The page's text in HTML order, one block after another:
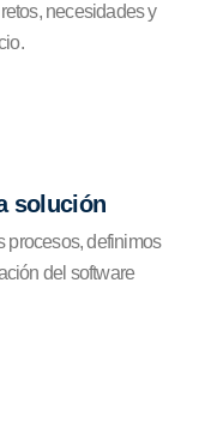
necesidades y
solución
procesos, definimos
del software